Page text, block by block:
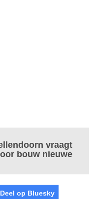
vraagt
bouw nieuwe
Deel op Bluesky